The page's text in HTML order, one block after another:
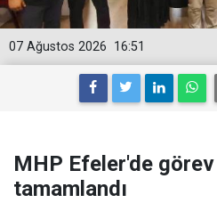
16:51
07 Ağustos 2026
MHP Efeler'de görev
tamamlandı